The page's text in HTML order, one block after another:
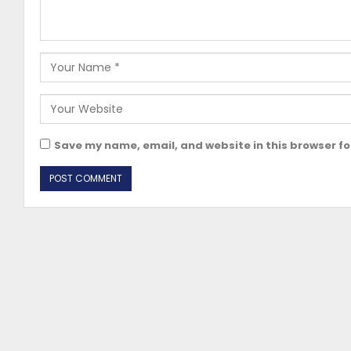
Save my name, email, and website in this browser